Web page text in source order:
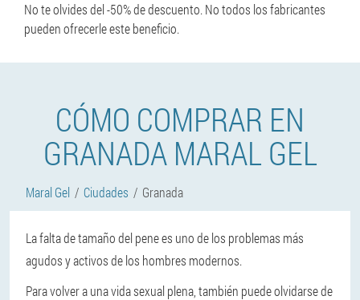
No te olvides del -50% de descuento. No todos los fabricantes
pueden ofrecerle este beneficio.
CÓMO COMPRAR EN
GRANADA MARAL GEL
Maral Gel Ciudades Granada
La falta de tamaño del pene es uno de los problemas más
agudos y activos de los hombres modernos.
Para volver a una vida sexual plena, también puede olvidarse de